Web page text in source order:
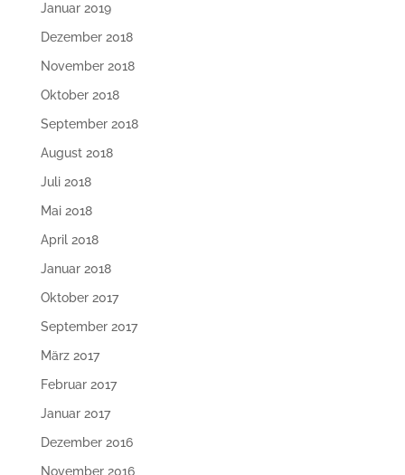
Januar 2019
Dezember 2018
November 2018
Oktober 2018
September 2018
August 2018
Juli 2018
Mai 2018
April 2018
Januar 2018
Oktober 2017
September 2017
März 2017
Februar 2017
Januar 2017
Dezember 2016
November 2016